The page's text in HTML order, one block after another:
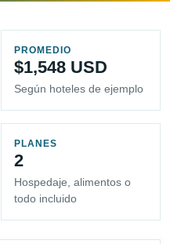
PROMEDIO
$1,548 USD
Según hoteles de ejemplo
PLANES
2
Hospedaje, alimentos o
todo incluido